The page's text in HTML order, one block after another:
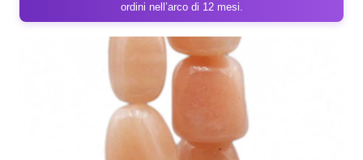
ordini nell’arco di 12 mesi.